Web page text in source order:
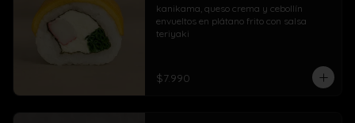
kanikama, queso crema y cebollín
envueltos en plátano frito con salsa
teriyaki
$7.990